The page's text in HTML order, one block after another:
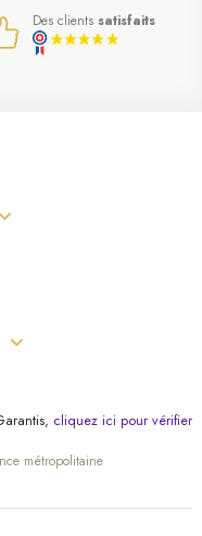
Des clients satisfaits
cliquez ici pour vérifier
métropolitaine